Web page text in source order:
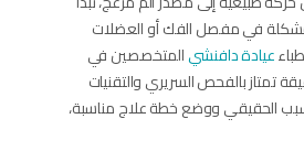
مشكلة في مفصل الفك أو العضلات
عيادة دافنشيالمتخصصين في
تمتاز بالفحص السريري والتقنيات
الحقيقي ووضع خطة علاج مناسبة،